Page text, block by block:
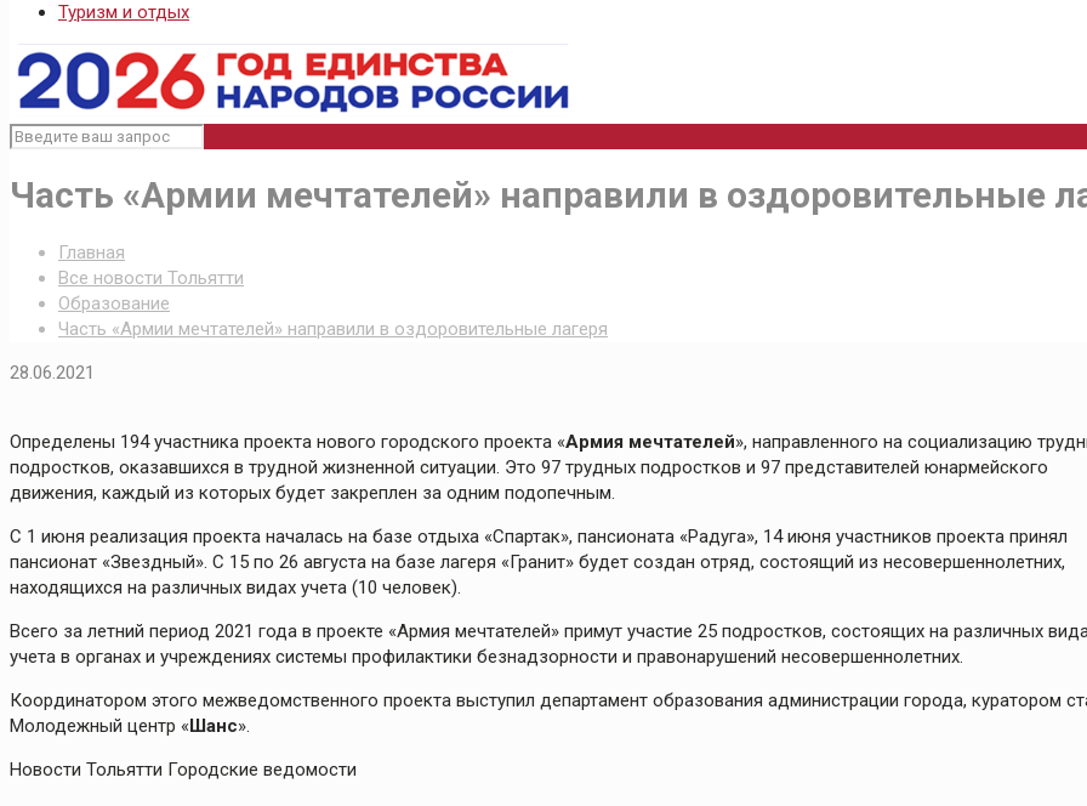
Туризм и отдых
Часть «Армии мечтателей» направили в оздоровительные
Главная
Все новости Тольятти
Образование
Часть «Армии мечтателей» направили в оздоровительные лагеря
28.06.2021
Определены 194 участника проекта нового городского проекта «Армия мечтателей», направленного на социализацию
подростков, оказавшихся в трудной жизненной ситуации. Это 97 трудных подростков и 97 представителей юнармейского
движения, каждый из которых будет закреплен за одним подопечным.
С 1 июня реализация проекта началась на базе отдыха «Спартак», пансионата «Радуга», 14 июня участников проекта принял
пансионат «Звездный». С 15 по 26 августа на базе лагеря «Гранит» будет создан отряд, состоящий из несовершеннолетних,
находящихся на различных видах учета (10 человек).
Всего за летний период 2021 года в проекте «Армия мечтателей» примут участие 25 подростков, состоящих на различных
учета в органах и учреждениях системы профилактики безнадзорности и правонарушений несовершеннолетних.
Координатором этого межведомственного проекта выступил департамент образования администрации города, куратором
Молодежный центр «Шанс».
Новости Тольятти Городские ведомости